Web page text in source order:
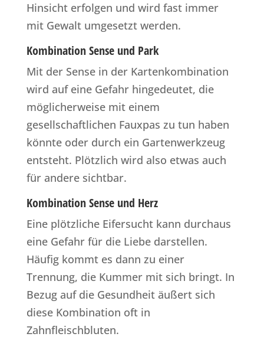
Hinsicht erfolgen und wird fast immer
mit Gewalt umgesetzt werden.
Kombination Sense und Park
Mit der Sense in der Kartenkombination
wird auf eine Gefahr hingedeutet, die
möglicherweise mit einem
gesellschaftlichen Fauxpas zu tun haben
könnte oder durch ein Gartenwerkzeug
entsteht. Plötzlich wird also etwas auch
für andere sichtbar.
Kombination Sense und Herz
Eine plötzliche Eifersucht kann durchaus
eine Gefahr für die Liebe darstellen.
Häufig kommt es dann zu einer
Trennung, die Kummer mit sich bringt. In
Bezug auf die Gesundheit äußert sich
diese Kombination oft in
Zahnfleischbluten.